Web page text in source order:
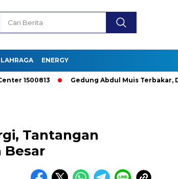
ENERGY
Gedung Abdul Muis Terbakar, Data
Tantangan
Besar